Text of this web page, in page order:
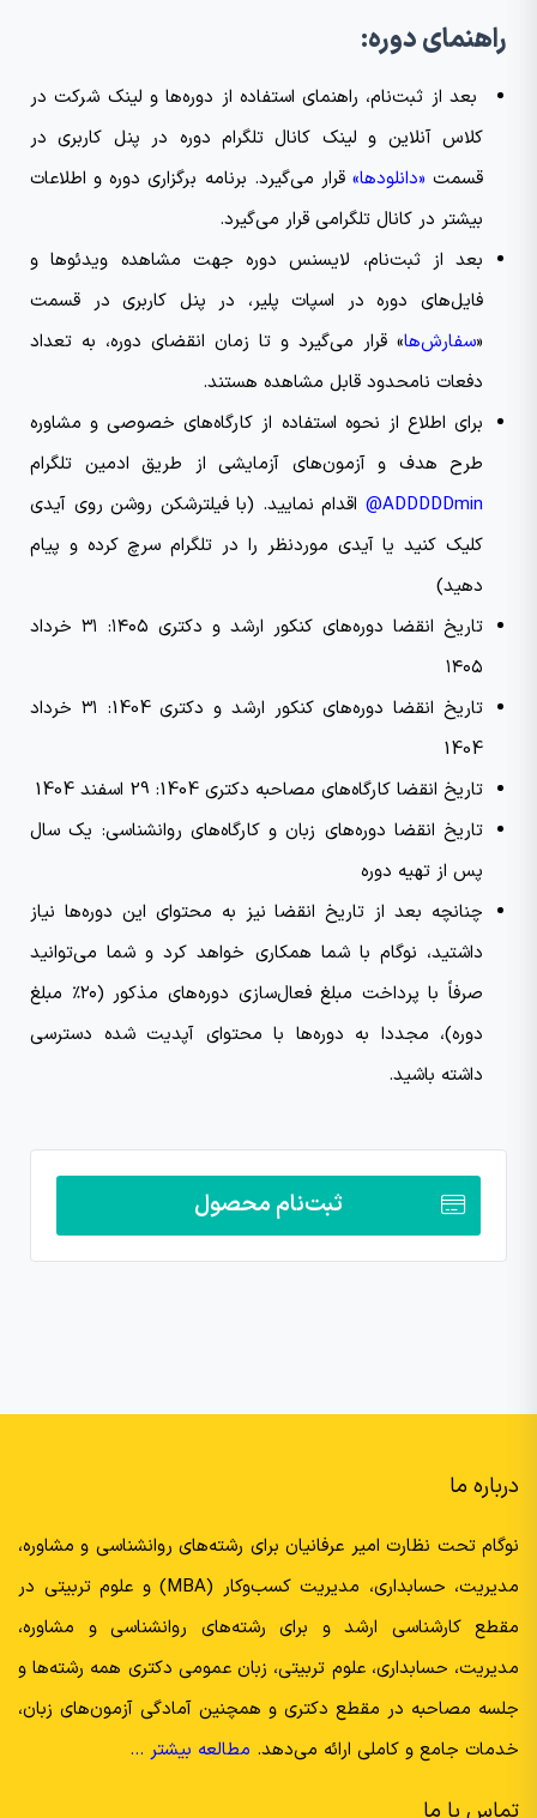
راهنمای دوره:
بعد از ثبت‌نام، راهنمای استفاده از دوره‌ها و لینک شرکت در
کلاس آنلاین و لینک کانال تلگرام دوره در پنل کاربری در
قسمت «دانلودها» قرار می‌گیرد. برنامه برگزاری دوره و اطلاعات
بیشتر در کانال تلگرامی قرار می‌گیرد.
بعد از ثبت‌نام، لایسنس دوره جهت مشاهده ویدئو‌ها و
فایل‌های دوره در اسپات پلیر، در پنل کاربری در قسمت
«سفارش‌ها» قرار می‌گیرد و تا زمان انقضای دوره، به تعداد
دفعات نامحدود قابل مشاهده هستند.
برای اطلاع از نحوه استفاده از کارگاه‌های خصوصی و مشاوره
طرح هدف و آزمون‌های آزمایشی از طریق ادمین تلگرام
ADDDDDmin@
اقدام نمایید. (با فیلترشکن روشن روی آیدی
کلیک کنید یا آیدی موردنظر را در تلگرام سرچ کرده و پیام
دهید)
تاریخ انقضا دوره‌های کنکور ارشد و دکتری ۱۴۰۵: ۳۱ خرداد
۱۴۰۵
تاریخ انقضا دوره‌های کنکور ارشد و دکتری 1404: ۳۱ خرداد
1404
تاریخ انقضا کارگاه‌های مصاحبه دکتری 1404: 29 اسفند 1404
تاریخ انقضا دوره‌های زبان و کارگاه‌های روانشناسی: یک سال
پس از تهیه دوره
چنانچه بعد از تاریخ انقضا نیز به محتوای این دوره‌ها نیاز
داشتید، نوگام با شما همکاری خواهد کرد و شما می‌توانید
صرفاً با پرداخت مبلغ فعال‌سازی دوره‌های مذکور (۲۰٪ مبلغ
دوره)، مجددا به دوره‌ها با محتوای آپدیت شده دسترسی
داشته باشید.
ثبت‌نام محصول
درباره ما
نوگام تحت نظارت امیر عرفانیان برای رشته‌های روانشناسی و مشاوره،
مدیریت، حسابداری، مدیریت کسب‌وکار (MBA) و علوم تربیتی در
مقطع کارشناسی ارشد و برای رشته‌های روانشناسی و مشاوره،
مدیریت، حسابداری، علوم تربیتی، زبان عمومی دکتری همه رشته‌ها و
جلسه مصاحبه در مقطع دکتری و همچنین آمادگی آزمون‌های زبان،
خدمات جامع و کاملی ارائه می‌دهد. مطالعه بیشتر …
تماس با ما